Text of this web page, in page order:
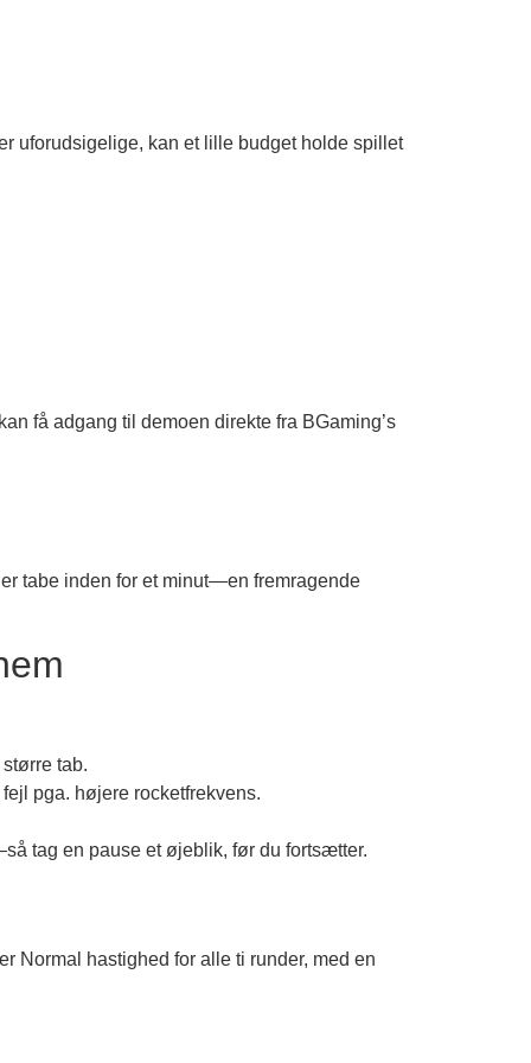
uforudsigelige, kan et lille budget holde spillet
få adgang til demoen direkte fra BGaming’s
tabe inden for et minut—en fremragende
tab.
pga. højere rocketfrekvens.
tag en pause et øjeblik, før du fortsætter.
Normal hastighed for alle ti runder, med en